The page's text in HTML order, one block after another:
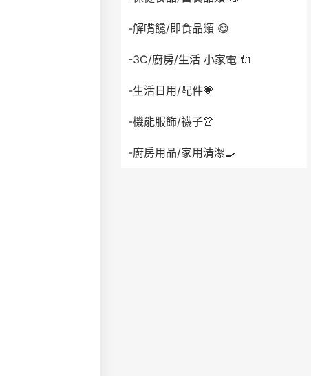
-解嘴饞/即食品類 😋
-3C/廚房/生活 小家電 🔌
-生活日用/配件💗
-機能服飾/襪子👚
-廚房用品/家用清潔🍳